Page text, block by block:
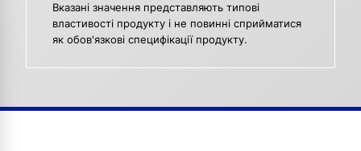
Вказані значення представляють типові
властивості продукту і не повинні сприйматися
як обов'язкові специфікації продукту.